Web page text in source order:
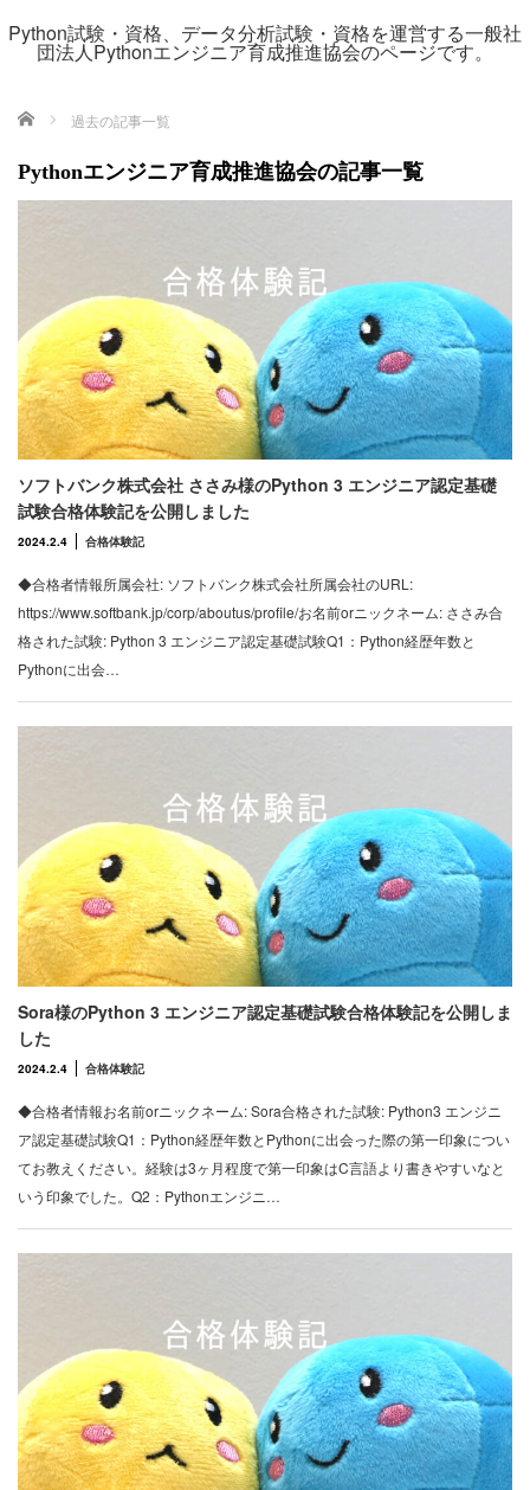
Python試験・資格、データ分析試験・資格を運営する一般社
団法人Pythonエンジニア育成推進協会のページです。
ホーム 過去の記事一覧
Pythonエンジニア育成推進協会の記事一覧
ソフトバンク株式会社 ささみ様のPython 3 エンジニア認定基礎
試験合格体験記を公開しました
2024.2.4 合格体験記
◆合格者情報所属会社: ソフトバンク株式会社所属会社のURL:
https://www.softbank.jp/corp/aboutus/profile/お名前orニックネーム: ささみ合
格された試験: Python 3 エンジニア認定基礎試験Q1：Python経歴年数と
Pythonに出会…
Sora様のPython 3 エンジニア認定基礎試験合格体験記を公開しま
した
2024.2.4 合格体験記
◆合格者情報お名前orニックネーム: Sora合格された試験: Python3 エンジニ
ア認定基礎試験Q1：Python経歴年数とPythonに出会った際の第一印象につい
てお教えください。経験は3ヶ月程度で第一印象はC言語より書きやすいなと
いう印象でした。Q2：Pythonエンジニ…